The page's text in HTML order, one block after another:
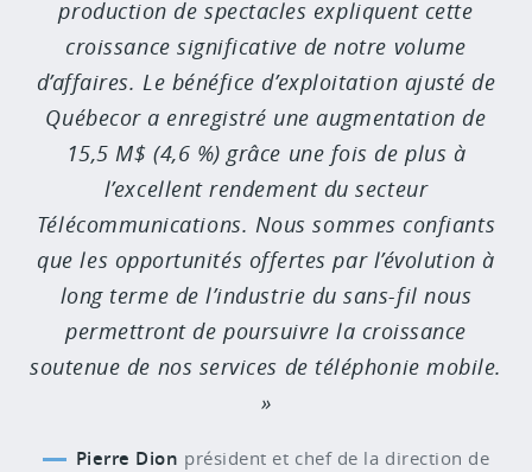
production de spectacles expliquent cette
croissance significative de notre volume
d’affaires. Le bénéfice d’exploitation ajusté de
Québecor a enregistré une augmentation de
15,5 M$ (4,6 %) grâce une fois de plus à
l’excellent rendement du secteur
Télécommunications. Nous sommes confiants
que les opportunités offertes par l’évolution à
long terme de l’industrie du sans-fil nous
permettront de poursuivre la croissance
soutenue de nos services de téléphonie mobile.
Pierre Dion président et chef de la direction de